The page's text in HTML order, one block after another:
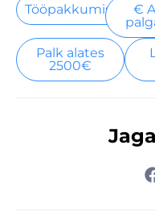
Tööpakkumised
€
Palk alates
2500€